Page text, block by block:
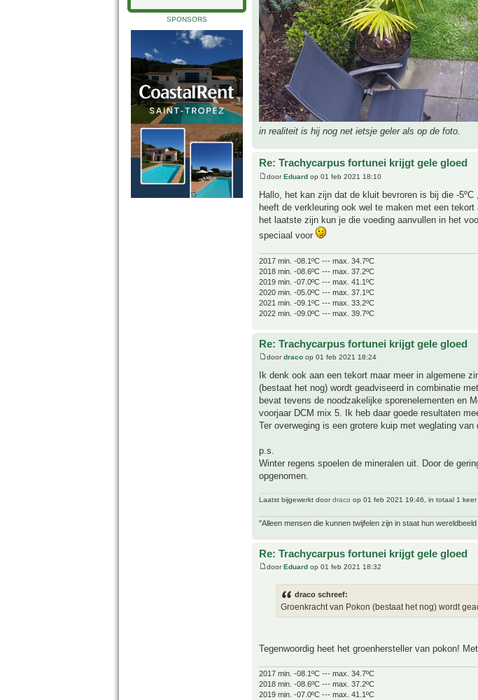
SPONSORS
in realiteit is hij nog net ietsje geler als op de foto.
Re: Trachycarpus fortunei krijgt gele gloed
doorEduard op 01 feb 2021 18:10
Hallo, het kan zijn dat de kluit bevroren is bij die -
heeft de verkleuring ook wel te maken met een
het laatste zijn kun je die voeding aanvullen in het
speciaal voor
2017 min. -08.1ºC --- max. 34.7ºC
2018 min. -08.6ºC --- max. 37.2ºC
2019 min. -07.0ºC --- max. 41.1ºC
2020 min. -05.0ºC --- max. 37.1ºC
2021 min. -09.1ºC --- max. 33.2ºC
2022 min. -09.0ºC --- max. 39.7ºC
Re: Trachycarpus fortunei krijgt gele gloed
doordraco op 01 feb 2021 18:24
Ik denk ook aan een tekort maar meer in algemene
(bestaat het nog) wordt geadviseerd in combinatie
bevat tevens de noodzakelijke sporenelementen en
voorjaar DCM mix 5. Ik heb daar goede resultaten
Ter overweging is een grotere kuip met weglating
p.s.
Winter regens spoelen de mineralen uit. Door de
opgenomen.
Laatst bijgewerkt doordraco op 01 feb 2021 19:46, in totaal 1 keer
"Alleen mensen die kunnen twijfelen zijn in staat hun
Re: Trachycarpus fortunei krijgt gele gloed
doorEduard op 01 feb 2021 18:32
draco schreef:
Groenkracht van Pokon (bestaat het nog) wordt
Tegenwoordig heet het groenhersteller van pokon!
2017 min. -08.1ºC --- max. 34.7ºC
2018 min. -08.6ºC --- max. 37.2ºC
2019 min. -07.0ºC --- max. 41.1ºC